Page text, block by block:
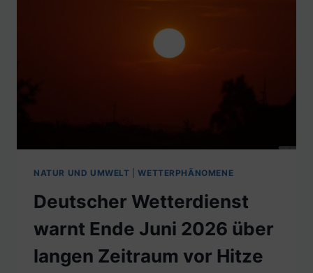
NATUR UND UMWELT |WETTERPHÄNOMENE
Deutscher Wetterdienst
warnt Ende Juni 2026 über
langen Zeitraum vor Hitze